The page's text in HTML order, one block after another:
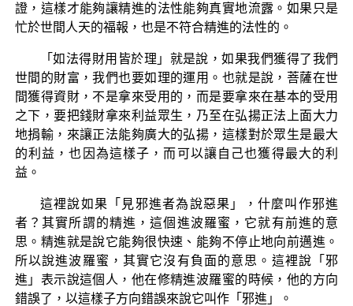
證，這樣才能夠讓精進的法性能夠真實地流露。如果只是
忙於世間人天的福報，也是不符合精進的法性的。
「如法得財用皆於理」就是說，如果我們獲得了我們
世間的財富，我們也要如理的運用。也就是說，菩薩在世
間獲得資財，不是拿來受用的，而是要拿來在基本的受用
之下，要把錢財拿來利益眾生，乃至在弘揚正法上面大力
地捐輸，來讓正法能夠廣大的弘揚，這樣對於眾生是最大
的利益，也因為這樣子，而可以讓自己也獲得最大的利
益。
這裡說如果「見邪進者為說惡果」，什麼叫作邪進
者？其實所謂的精進，這個進波羅蜜，它就有前進的意
思。精進就是說它能夠很快速、能夠不停止地向前邁進。
所以說進波羅蜜，其實它沒有負面的意思。這裡說「邪
進」表示說這個人，他在修精進波羅蜜的時候，他的方向
錯誤了，以這樣子方向錯誤來說它叫作「邪進」。